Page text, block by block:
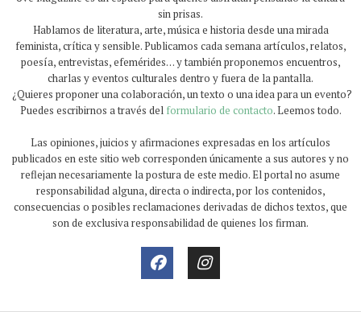
sin prisas.
Hablamos de literatura, arte, música e historia desde una mirada
feminista, crítica y sensible. Publicamos cada semana artículos, relatos,
poesía, entrevistas, efemérides… y también proponemos encuentros,
charlas y eventos culturales dentro y fuera de la pantalla.
¿Quieres proponer una colaboración, un texto o una idea para un evento?
Puedes escribirnos a través del formulario de contacto. Leemos todo.
Las opiniones, juicios y afirmaciones expresadas en los artículos
publicados en este sitio web corresponden únicamente a sus autores y no
reflejan necesariamente la postura de este medio. El portal no asume
responsabilidad alguna, directa o indirecta, por los contenidos,
consecuencias o posibles reclamaciones derivadas de dichos textos, que
son de exclusiva responsabilidad de quienes los firman.